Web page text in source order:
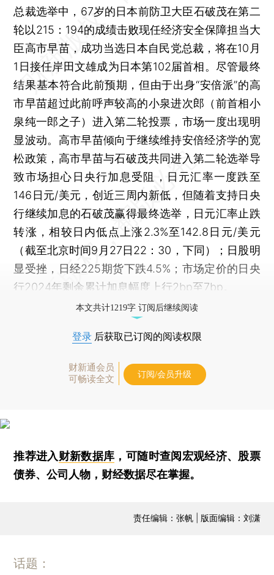
总裁选举中，67岁的日本前防卫大臣石破茂在第二
轮以215：194的成绩击败现任经济安全保障担当大
臣高市早苗，成功当选日本自民党总裁，将在10月
1日接任岸田文雄成为日本第102届首相。尽管最终
结果基本符合此前预期，但由于出身“安倍派”的高
市早苗超过此前呼声较高的小泉进次郎（前首相小
泉纯一郎之子）进入第二轮投票，市场一度出现明
显波动。高市早苗倾向于继续维持安倍经济学的宽
松政策，高市早苗与石破茂共同进入第二轮选举导
致市场担心日央行加息受阻，日元汇率一度跌至
146日元/美元，创近三周内新低，但随着支持日央
行继续加息的石破茂赢得最终选举，日元汇率止跌
转涨，相较日内低点上涨2.3%至142.8日元/美元
（截至北京时间9月27日22：30，下同）；日股明
显受挫，日经225期货下跌4.5%；市场定价的日央
行2024年剩余累计加息幅度上行2bp至7bp。
本文共计1219字 订阅后继续阅读
登录 后获取已订阅的阅读权限
财新通会员
可畅读全文
订阅/会员升级
推荐进入财新数据库 ，可随时查阅宏观经济、股票
债券、公司人物，财经数据尽在掌握。
责任编辑：张帆 | 版面编辑：刘潇
话题：